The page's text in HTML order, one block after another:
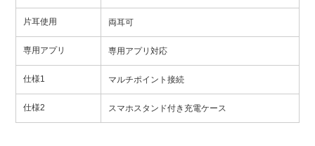
片耳使用 両耳可
専用アプリ 専用アプリ対応
仕様1 マルチポイント接続
仕様2 スマホスタンド付き充電ケース